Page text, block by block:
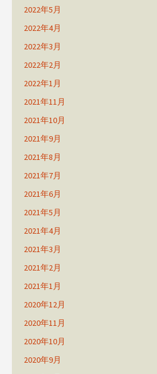
2022年5月
2022年4月
2022年3月
2022年2月
2022年1月
2021年11月
2021年10月
2021年9月
2021年8月
2021年7月
2021年6月
2021年5月
2021年4月
2021年3月
2021年2月
2021年1月
2020年12月
2020年11月
2020年10月
2020年9月